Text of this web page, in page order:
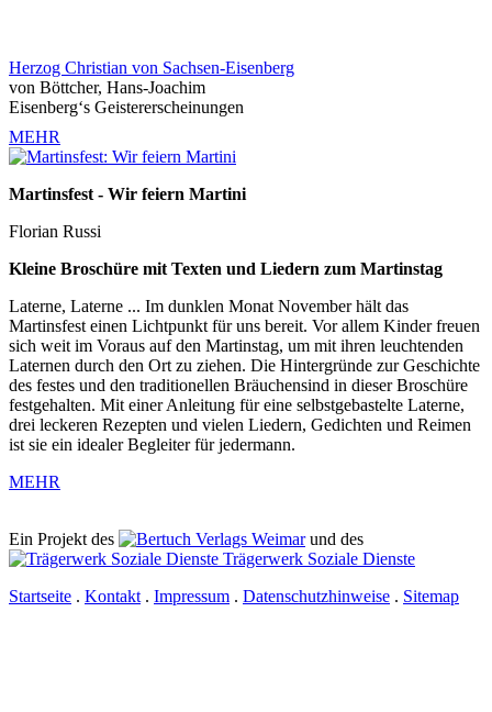
Herzog Christian von Sachsen-Eisenberg
von Böttcher, Hans-Joachim
Eisenberg‘s Geistererscheinungen
MEHR
Martinsfest - Wir feiern Martini
Florian Russi
Kleine Broschüre mit Texten und Liedern zum Martinstag
Laterne, Laterne ... Im dunklen Monat November hält das
Martinsfest einen Lichtpunkt für uns bereit. Vor allem Kinder freuen
sich weit im Voraus auf den Martinstag, um mit ihren leuchtenden
Laternen durch den Ort zu ziehen. Die Hintergründe zur Geschichte
des festes und den traditionellen Bräuchensind in dieser Broschüre
festgehalten. Mit einer Anleitung für eine selbstgebastelte Laterne,
drei leckeren Rezepten und vielen Liedern, Gedichten und Reimen
ist sie ein idealer Begleiter für jedermann.
MEHR
Ein Projekt des Verlags Weimarund des
Trägerwerk Soziale Dienste
Startseite . Kontakt . Impressum . Datenschutzhinweise . Sitemap